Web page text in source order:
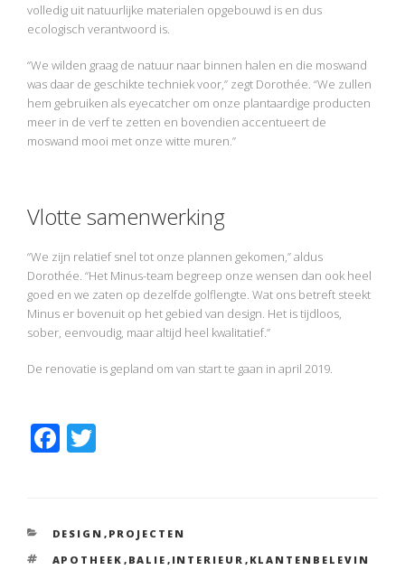
volledig uit natuurlijke materialen opgebouwd is en dus
ecologisch verantwoord is.
“We wilden graag de natuur naar binnen halen en die moswand
was daar de geschikte techniek voor,” zegt Dorothée. “We zullen
hem gebruiken als eyecatcher om onze plantaardige producten
meer in de verf te zetten en bovendien accentueert de
moswand mooi met onze witte muren.”
Vlotte samenwerking
“We zijn relatief snel tot onze plannen gekomen,” aldus
Dorothée. “Het Minus-team begreep onze wensen dan ook heel
goed en we zaten op dezelfde golflengte. Wat ons betreft steekt
Minus er bovenuit op het gebied van design. Het is tijdloos,
sober, eenvoudig, maar altijd heel kwalitatief.”
De renovatie is gepland om van start te gaan in april 2019.
F
b
o
er
CATEGORIEËN
DESIGN , PROJECTEN
TAGS
APOTHEEK , BALIE , INTERIEUR , KLANTENBELEVIN